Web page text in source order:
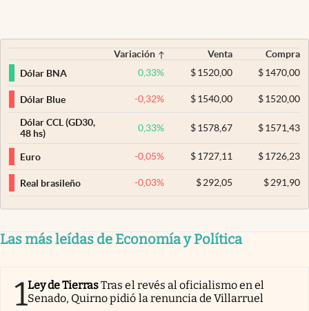
Variación Venta
Compra
Dólar BNA
0,33% $ 1520,00 $1470,00
Dólar Blue -0,32% $ 1540,00 $1520,00
Dólar CCL (GD30,
48 hs)
0,33% $ 1578,67 $1571,43
Euro -0,05% $ 1727,11 $1726,23
Real brasileño -0,03% $292,05 $291,90
Las más leídas de Economía y Política
1Ley de TierrasTras el revés al oficialismo en el
Senado, Quirno pidió la renuncia de Villarruel